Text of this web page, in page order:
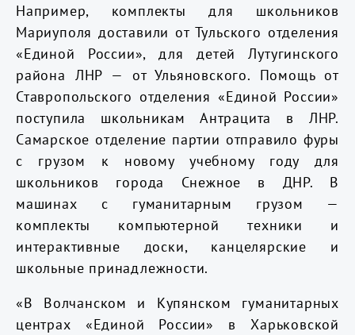
Например, комплекты для школьников
Мариуполя доставили от Тульского отделения
«Единой России», для детей Лутугинского
района ЛНР — от Ульяновского. Помощь от
Ставропольского отделения «Единой России»
поступила школьникам Антрацита в ЛНР.
Самарское отделение партии отправило фуры
с грузом к новому учебному году для
школьников города Снежное в ДНР. В
машинах с гуманитарным грузом —
комплекты компьютерной техники и
интерактивные доски, канцелярские и
школьные принадлежности.
«В Волчанском и Купянском гуманитарных
центрах «Единой России» в Харьковской